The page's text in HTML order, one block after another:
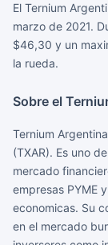
El Ternium
marzo de 2021.
$46,30 y un
la rueda.
Sobre el
Ternium
(TXAR). Es uno
mercado
empresas PYME
economicas. Su
en el mercado